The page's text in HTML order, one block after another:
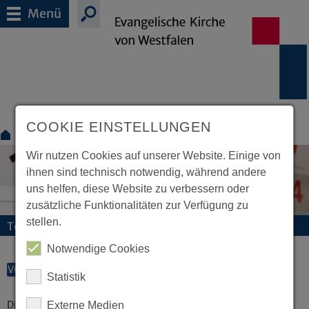
Menü
Für Suchende Termine
Termine und Veranstaltungen
VORLESEN
Diese Veranstaltung existiert nicht.
COOKIE EINSTELLUNGEN
Wir nutzen Cookies auf unserer Website. Einige von
ihnen sind technisch notwendig, während andere
uns helfen, diese Website zu verbessern oder
zusätzliche Funktionalitäten zur Verfügung zu
stellen.
Notwendige Cookies
Statistik
Externe Medien